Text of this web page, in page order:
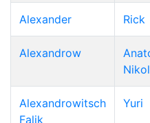
Alexander Rick
Alexandrow
Alexandrowitsch
Falik
Yuri